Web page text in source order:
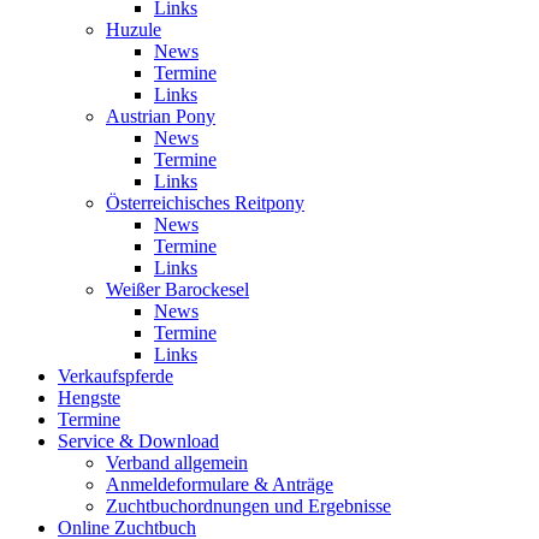
Links
Huzule
News
Termine
Links
Austrian Pony
News
Termine
Links
Österreichisches Reitpony
News
Termine
Links
Weißer Barockesel
News
Termine
Links
Verkaufspferde
Hengste
Termine
Service & Download
Verband allgemein
Anmeldeformulare & Anträge
Zuchtbuchordnungen und Ergebnisse
Online Zuchtbuch